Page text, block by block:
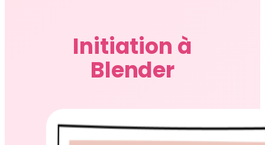
Initiation à
Blender